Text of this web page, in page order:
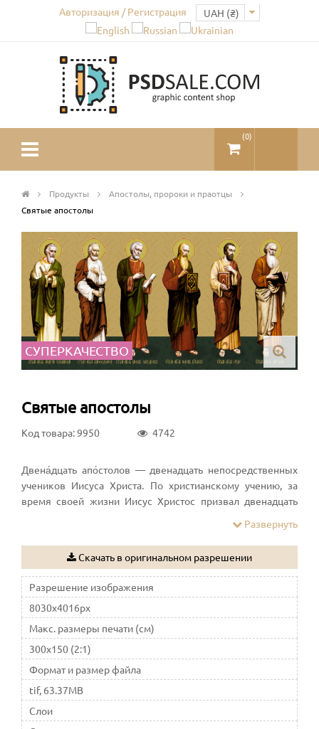
Авторизация / Регистрация
(0)
Продукты
Апостолы, пророки и праотцы
Святые апостолы
СУПЕРКАЧЕСТВО
Святые апостолы
Код товара: 9950 4742
Двена́дцать апо́столов — двенадцать непосредственных
учеников Иисуса Христа. По христианскому учению, за
время своей жизни Иисус Христос призвал двенадцать
изгоняли бесов (Мк. 3:14) и говорили от его имени (Мк.
6:6–13). В силу власти, которой наделил их Христос («Кто
принимает вас, принимает Меня; а кто принимает Меня,
принимает Пославшего Меня», Мф. 10:40), после
Воскресения Христова и сошествия на них Святого Духа
апостолы начинают устройство Христианской церкви.
Развернуть
Скачать в оригинальном разрешении
Разрешение изображения
8030x4016px
Макс. размеры печати (см)
300x150 (2:1)
Формат и размер файла
tif, 63.37MB
Слои